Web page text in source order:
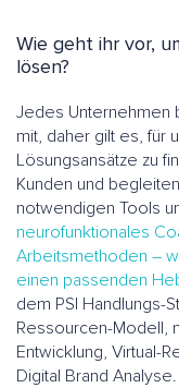
Wie geht ihr vor,
lösen?
Jedes Unternehmen
mit, daher gilt es, für
Lösungsansätze zu
Kunden und
notwendigen Tools
neurofunktionales
Arbeitsmethoden –
einen passenden
dem PSI Handlungs-
Ressourcen-Modell,
Entwicklung, Virtual-
Digital Brand Analyse.